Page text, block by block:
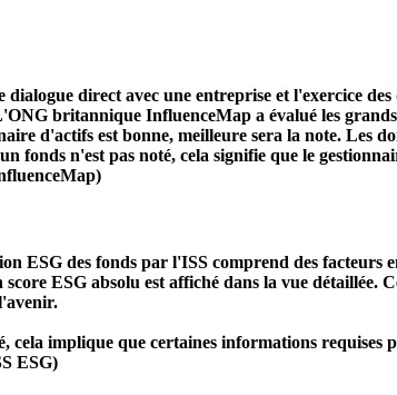
dialogue direct avec une entreprise et l'exercice
britannique InfluenceMap a évalué les
d'actifs est bonne, meilleure sera la note. Les
fonds n'est pas noté, cela signifie que le
ESG des fonds par l'ISS comprend des facteurs
score ESG absolu est affiché dans la vue
cela implique que certaines informations
ESG)